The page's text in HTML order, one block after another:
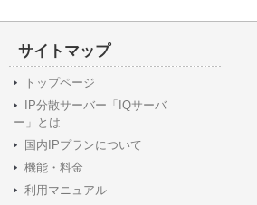
サイトマップ
トップページ
IP分散サーバー「IQサーバ
ー」とは
国内IPプランについて
機能・料金
利用マニュアル